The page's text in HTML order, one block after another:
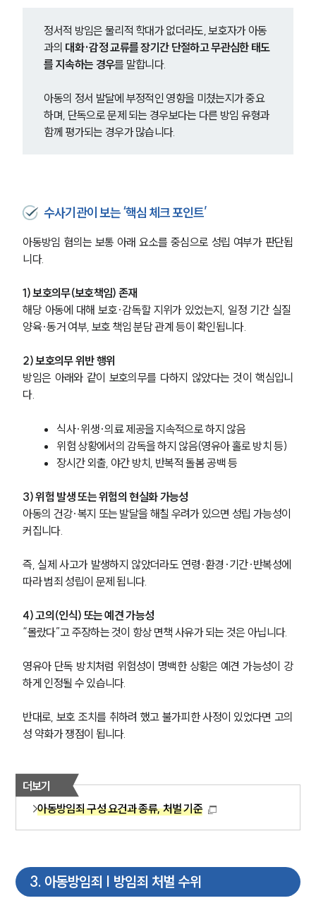
정서적 방임은 물리적 학대가 없더라도, 보호자가 아동
과의 대화·감정 교류를 장기간 단절하고 무관심한 태도
를 지속하는 경우를 말합니다.
아동의 정서 발달에 부정적인 영향을 미쳤는지가 중요
하며, 단독으로 문제 되는 경우보다는 다른 방임 유형과
함께 평가되는 경우가 많습니다.
수사기관이 보는 ‘핵심 체크 포인트’
아동방임 혐의는 보통 아래 요소를 중심으로 성립 여부가 판단됩
니다.
1) 보호의무(보호책임) 존재
해당 아동에 대해 보호·감독할 지위가 있었는지, 일정 기간 실질
양육·동거 여부, 보호 책임 분담 관계 등이 확인됩니다.
2) 보호의무 위반 행위
방임은 아래와 같이 보호의무를 다하지 않았다는 것이 핵심입니
다.
식사·위생·의료 제공을 지속적으로 하지 않음
위험 상황에서의 감독을 하지 않음(영유아 홀로 방치 등)
장시간 외출, 야간 방치, 반복적 돌봄 공백 등
3) 위험 발생 또는 위험의 현실화 가능성
아동의 건강·복지 또는 발달을 해칠 우려가 있으면 성립 가능성이
커집니다.
즉, 실제 사고가 발생하지 않았더라도 연령·환경·기간·반복성에
따라 범죄 성립이 문제 됩니다.
4) 고의(인식) 또는 예견 가능성
“몰랐다”고 주장하는 것이 항상 면책 사유가 되는 것은 아닙니다.
영유아 단독 방치처럼 위험성이 명백한 상황은 예견 가능성이 강
하게 인정될 수 있습니다.
반대로, 보호 조치를 취하려 했고 불가피한 사정이 있었다면 고의
성 약화가 쟁점이 됩니다.
더보기
아동방임죄 구성 요건과 종류, 처벌 기준
3. 아동방임죄 | 방임죄 처벌 수위